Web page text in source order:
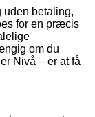
uden betaling,
for en præcis
om du
Nivå – er at få